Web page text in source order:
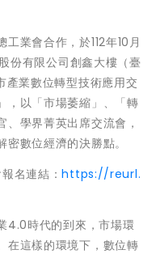
業會合作，於112年10月
份有限公司創鑫大樓（臺
業數位轉型技術應用交
，以「市場萎縮」、「轉
學界菁英出席交流會，
數位經濟的決勝點。
名連結：https://reurl.
4.0時代的到來，市場環
在這樣的環境下，數位轉